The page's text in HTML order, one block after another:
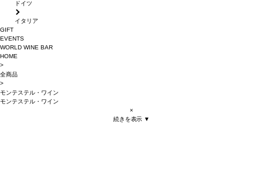
ドイツ
イタリア
GIFT
EVENTS
WORLD WINE BAR
HOME
>
全商品
>
モンテステル・ワイン
モンテステル・ワイン
×
続きを表示 ▼